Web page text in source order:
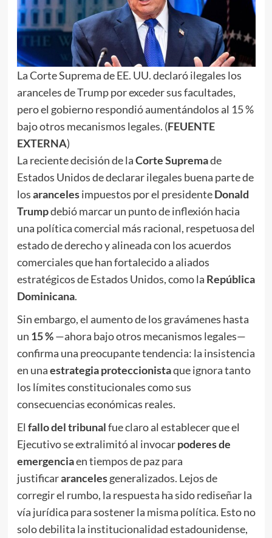
La Corte Suprema de EE. UU. declaró ilegales los
aranceles de Trump por exceder sus facultades,
pero el gobierno respondió aumentándolos al 15 %
bajo otros mecanismos legales. (FEUENTE
EXTERNA)
La reciente decisión de laCorte Supremade
Estados Unidos de declarar ilegales buena parte de
losarancelesimpuestos por el presidenteDonald
Trumpdebió marcar un punto de inflexión hacia
una política comercial más racional, respetuosa del
estado de derecho y alineada con los acuerdos
comerciales que han fortalecido a aliados
estratégicos de Estados Unidos, como la República
Dominicana.
Sin embargo, el aumento de los gravámenes hasta
un 15 %—ahora bajo otros mecanismos legales—
confirma una preocupante tendencia: la insistencia
en unaestrategia proteccionistaque ignora tanto
los límites constitucionales como sus
consecuencias económicas reales.
El fallo del tribunalfue claro al establecer que el
Ejecutivo se extralimitó al invocarpoderes de
emergenciaen tiempos de paz para
justificararancelesgeneralizados. Lejos de
corregir el rumbo, la respuesta ha sido rediseñar la
vía jurídica para sostener la misma política. Esto no
solo debilita la institucionalidad estadounidense,